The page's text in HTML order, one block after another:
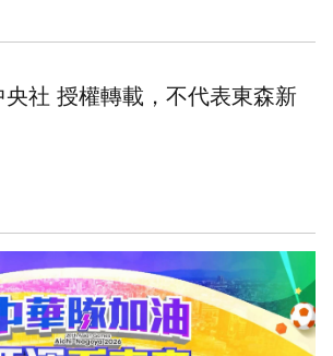
央社 授權轉載，不代表東森新